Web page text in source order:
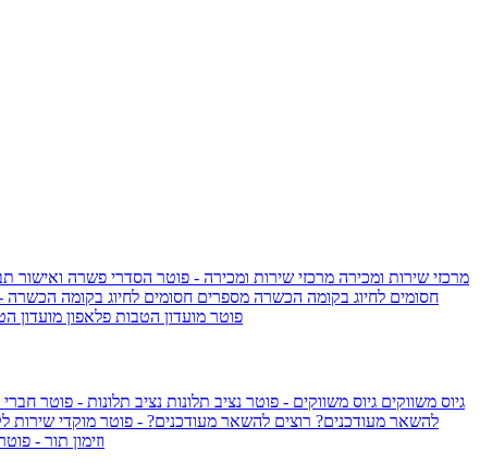
מרכזי שירות ומכירה מרכזי שירות ומכירה - פוטר הסדרי פשרה ואישור
חסומים לחיוג בקומה הכשרה מספרים חסומים לחיוג בקומה הכשרה
IsraelieSIM by Pelephone - פוטר מועדון הטבות פלאפון מועדון
גיוס משווקים גיוס משווקים - פוטר נציב תלונות נציב תלונות - פוטר
להשאר מעודכנים? רוצים להשאר מעודכנים? - פוטר מוקדי שירות
וזימון תור -